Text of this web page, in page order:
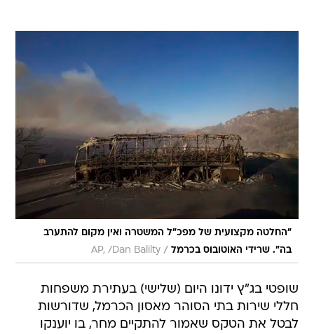
"החלטה מקצועית של מפכ"ל המשטרה ואין מקום להתערב
בה". שרידי האוטובוס בכרמל /
AP, /Dan Balilty
שופטי בג"ץ ידונו היום (שלישי) בעתירת משפחות
חללי שירות בתי הסוהר מאסון הכרמל, שדורשות
לבטל את הטקס שאמור להתקיים מחר, בו יוענקו